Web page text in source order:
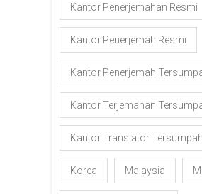
Kantor Penerjemahan Resmi
Kantor Penerjemah Resmi
Kantor Penerjemah
Kantor Terjemahan
Kantor Translator Tersumpah
Korea Malaysia